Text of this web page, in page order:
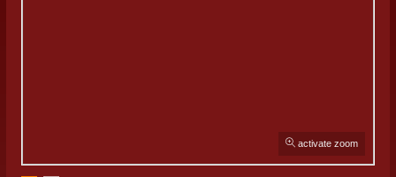
activate zoom